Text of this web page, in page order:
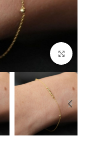
לחץ להגדלה